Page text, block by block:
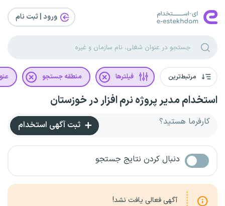
ورود | ثبت‌ نام
مرتبط‌ترین فیلترها منطقه جستجو
استخدام مدیر پروژه نرم افزار در خوزستان
کارفرما هستید؟ ثبت آگهی استخدام
دنبال کردن نتایج جستجو
آگهی فعالی یافت نشد!